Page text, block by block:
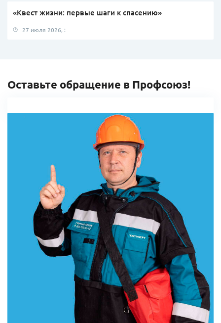
«Квест жизни: первые шаги к спасению»
27 июля 2026, :
Оставьте обращение в Профсоюз!